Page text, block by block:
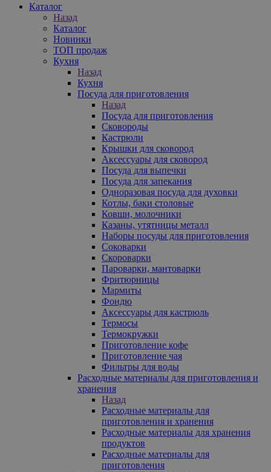
Каталог
Назад
Каталог
Новинки
ТОП продаж
Кухня
Назад
Кухня
Посуда для приготовления
Назад
Посуда для приготовления
Сковороды
Кастрюли
Крышки для сковород
Аксессуары для сковород
Посуда для выпечки
Посуда для запекания
Одноразовая посуда для духовки
Котлы, баки столовые
Ковши, молочники
Казаны, утятницы металл
Наборы посуды для приготовления
Соковарки
Скороварки
Пароварки, мантоварки
Фритюрницы
Мармиты
Фондю
Аксессуары для кастрюль
Термосы
Термокружки
Приготовление кофе
Приготовление чая
Фильтры для воды
Расходные материалы для приготовления и
хранения
Назад
Расходные материалы для
приготовления и хранения
Расходные материалы для хранения
продуктов
Расходные материалы для
приготовления